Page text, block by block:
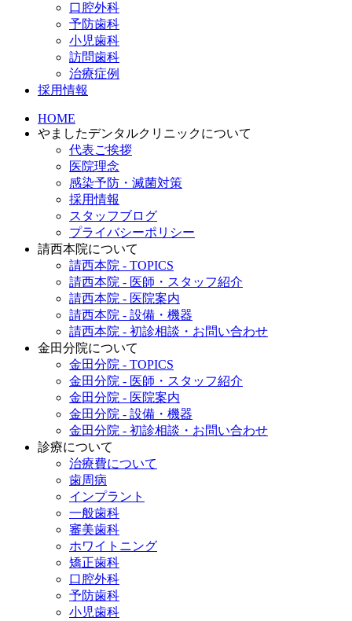
口腔外科
予防歯科
小児歯科
訪問歯科
治療症例
採用情報
HOME
やましたデンタルクリニックについて
代表ご挨拶
医院理念
感染予防・滅菌対策
採用情報
スタッフブログ
プライバシーポリシー
請西本院について
請西本院 - TOPICS
請西本院 - 医師・スタッフ紹介
請西本院 - 医院案内
請西本院 - 設備・機器
請西本院 - 初診相談・お問い合わせ
金田分院について
金田分院 - TOPICS
金田分院 - 医師・スタッフ紹介
金田分院 - 医院案内
金田分院 - 設備・機器
金田分院 - 初診相談・お問い合わせ
診療について
治療費について
歯周病
インプラント
一般歯科
審美歯科
ホワイトニング
矯正歯科
口腔外科
予防歯科
小児歯科